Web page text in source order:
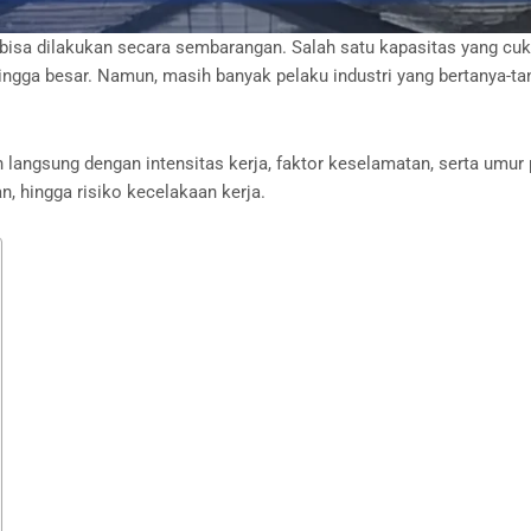
dilakukan secara sembarangan. Salah satu kapasitas yang
besar. Namun, masih banyak pelaku industri yang bertanya-
dengan intensitas kerja, faktor keselamatan, serta
hingga risiko kecelakaan kerja.